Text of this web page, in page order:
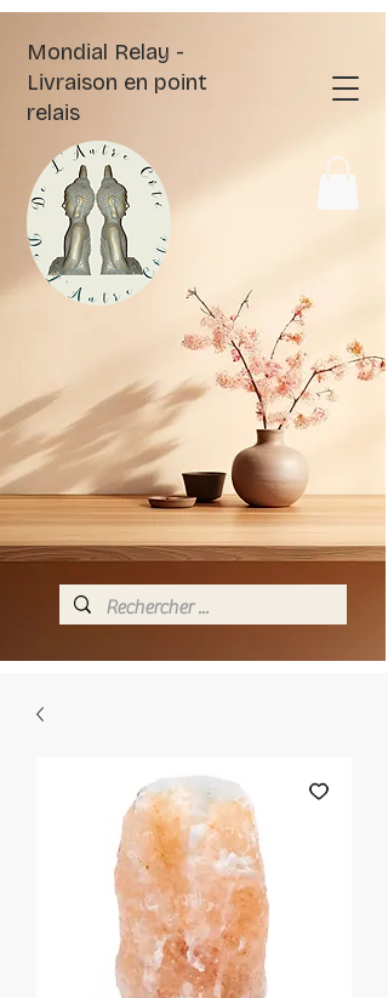
Mondial Relay -
Livraison en point
relais